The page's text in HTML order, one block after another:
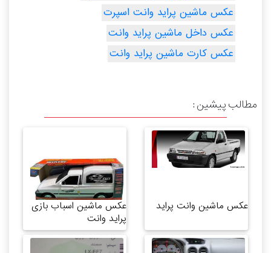
عکس ماشین پراید وانت اسپرت
عکس داخل ماشین پراید وانت
عکس کارت ماشین پراید وانت
مطالب پیشین :
عکس ماشین وانت پراید
عکس ماشین اسباب بازی
پراید وانت